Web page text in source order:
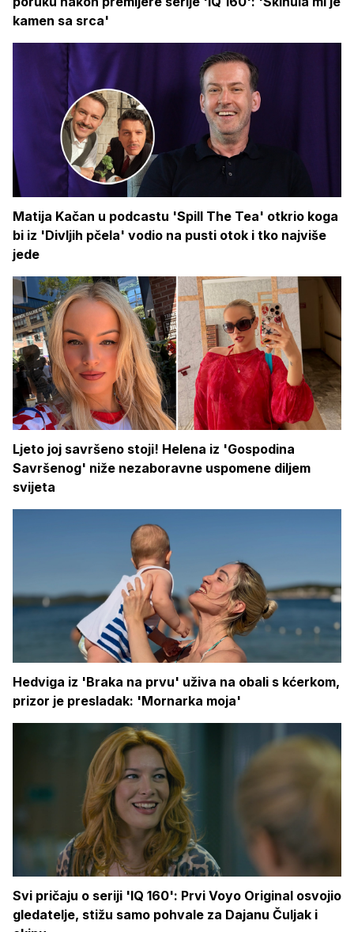
kamen sa srca'
Matija Kačan u podcastu 'Spill The Tea' otkrio koga
bi iz 'Divljih pčela' vodio na pusti otok i tko najviše
jede
Ljeto joj savršeno stoji! Helena iz 'Gospodina
Savršenog' niže nezaboravne uspomene diljem
svijeta
Hedviga iz 'Braka na prvu' uživa na obali s kćerkom,
prizor je presladak: 'Mornarka moja'
Svi pričaju o seriji 'IQ 160': Prvi Voyo Original osvojio
gledatelje, stižu samo pohvale za Dajanu Čuljak i